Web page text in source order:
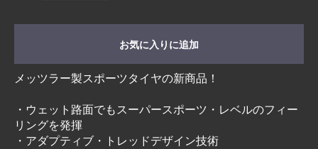
お気に入りに追加
メッツラー製スポーツタイヤの新商品！
・ウェット路面でもスーパースポーツ・レベルのフィー
リングを発揮
・アダプティブ・トレッドデザイン技術